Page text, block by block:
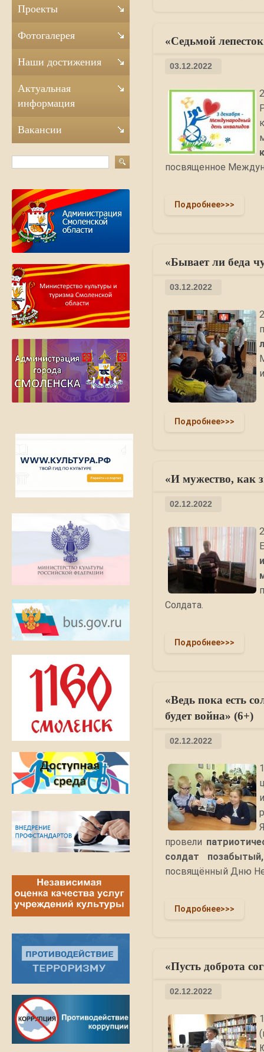
«Седьмой
03.12.2022
посвященное
Подробнее>>>
«Бывает ли беда
03.12.2022
Подробнее>>>
«И мужество, как
02.12.2022
Солдата.
Подробнее>>>
«Ведь пока есть
будет война» (6+)
02.12.2022
провели
солдат
посвящённый Дню
Подробнее>>>
«Пусть доброта
02.12.2022
Проекты
Фотогалерея
Наши достижения
Актуальная
информация
Вакансии